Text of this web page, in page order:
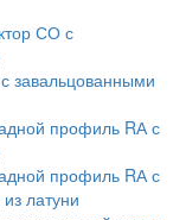
СО с
завальцованными
профиль RА с
профиль RА с
латуни